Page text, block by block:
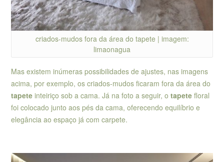
criados-mudos fora da área do tapete | imagem:
limaonagua
Mas existem inúmeras possibilidades de ajustes, nas imagens
acima, por exemplo, os criados-mudos ficaram fora da área do
tapete inteiriço sob a cama. Já na foto a seguir, o tapete floral
foi colocado junto aos pés da cama, oferecendo equilíbrio e
elegância ao espaço já com carpete.